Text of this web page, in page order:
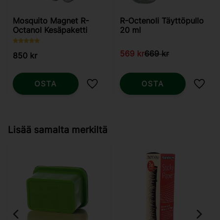
Mosquito Magnet R-
Octanol Kesäpaketti
850 kr
Lisää suosikiksi
OSTA
R-Octenoli Täyttöpullo
20 ml
569 kr669kr
OSTA
Lisää samalta merkiltä